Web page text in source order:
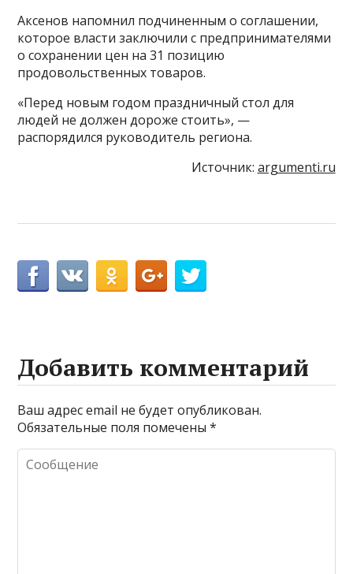
Аксенов напомнил подчиненным о соглашении,
которое власти заключили с предпринимателями
о сохранении цен на 31 позицию
продовольственных товаров.
«Перед новым годом праздничный стол для
людей не должен дороже стоить», —
распорядился руководитель региона.
Источник: argumenti.ru
Добавить комментарий
Ваш адрес email не будет опубликован.
Обязательные поля помечены*